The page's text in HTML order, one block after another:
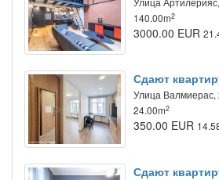
140.00m2
3000.00 EUR
Сдают
Улица Валмиерас,
24.00m2
350.00 EUR
Сдают